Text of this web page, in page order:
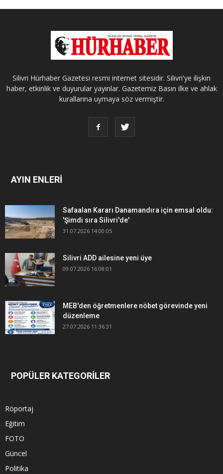
Silivri Hürhaber Gazetesi resmi internet sitesidir. Silivri'ye ilişkin
haber, etkinlik ve duyurular yayınlar. Gazetemiz Basın ilke ve ahlak
kurallarına uymaya söz vermiştir.
AYIN ENLERİ
Safaalan Kararı Danamandıra için emsal oldu:
'Şimdi sıra Silivri'de'
31.07.2026 14:00:05
Silivri ADD ailesine yeni üye
09.07.2026 16:08:01
MEB'den öğretmenlere nöbet görevinde yeni
düzenleme
27.07.2026 11:36:31
POPÜLER KATEGORİLER
Röportaj
Eğitim
FOTO
Güncel
Politika